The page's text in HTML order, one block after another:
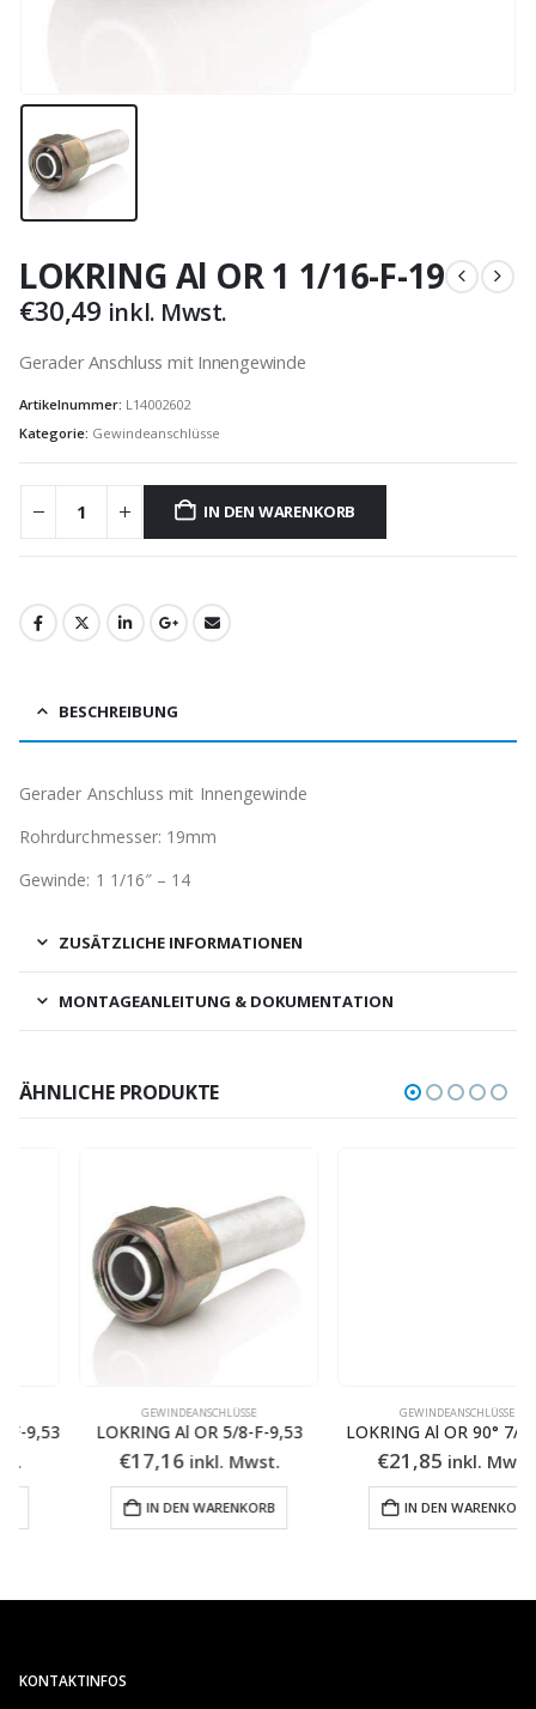
LOKRING Al OR 1 1/16-F-19
€30,49 inkl. Mwst.
Gerader Anschluss mit Innengewinde
Artikelnummer: L14002602
Kategorie: Gewindeanschlüsse
IN DEN WARENKORB
BESCHREIBUNG
Gerader Anschluss mit Innengewinde
Rohrdurchmesser: 19mm
Gewinde: 1 1/16″ – 14
ZUSÄTZLICHE INFORMATIONEN
MONTAGEANLEITUNG & DOKUMENTATION
ÄHNLICHE PRODUKTE
GEWINDEANSCHLÜSSE
LOKRING Al OR 5/8-F-9,53
17,16 inkl. Mwst.
IN DEN WARENKORB
GEWINDEANSCHLÜSSE
LOKRING Al OR 90° 7/8-F-16
21,85 inkl. Mwst.
IN DEN WARENKORB
KONTAKTINFOS